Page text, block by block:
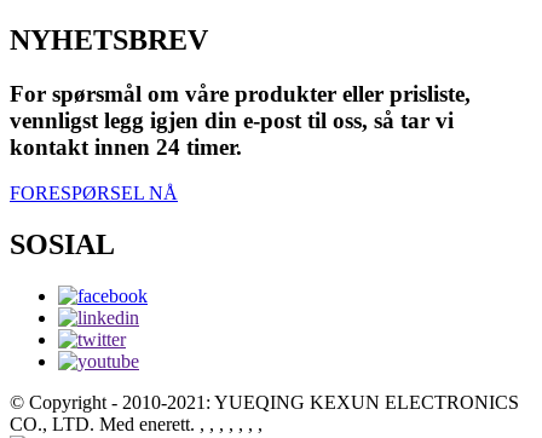
NYHETSBREV
For spørsmål om våre produkter eller prisliste,
vennligst legg igjen din e-post til oss, så tar vi
kontakt innen 24 timer.
FORESPØRSEL NÅ
SOSIAL
© Copyright - 2010-2021: YUEQING KEXUN ELECTRONICS
CO., LTD. Med enerett. , , , , , , ,